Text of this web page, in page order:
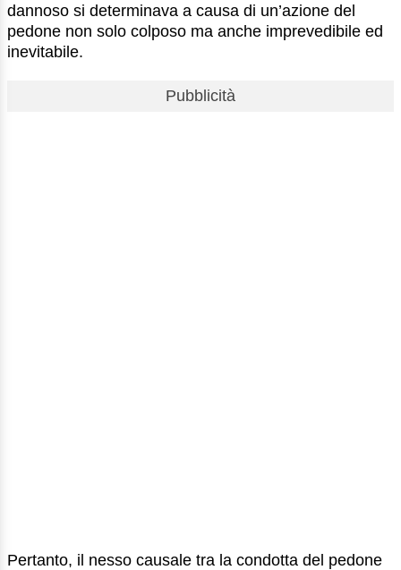
dannoso si determinava a causa di un’azione del
pedone non solo colposo ma anche imprevedibile ed
inevitabile.
Pubblicità
Pertanto, il nesso causale tra la condotta del pedone